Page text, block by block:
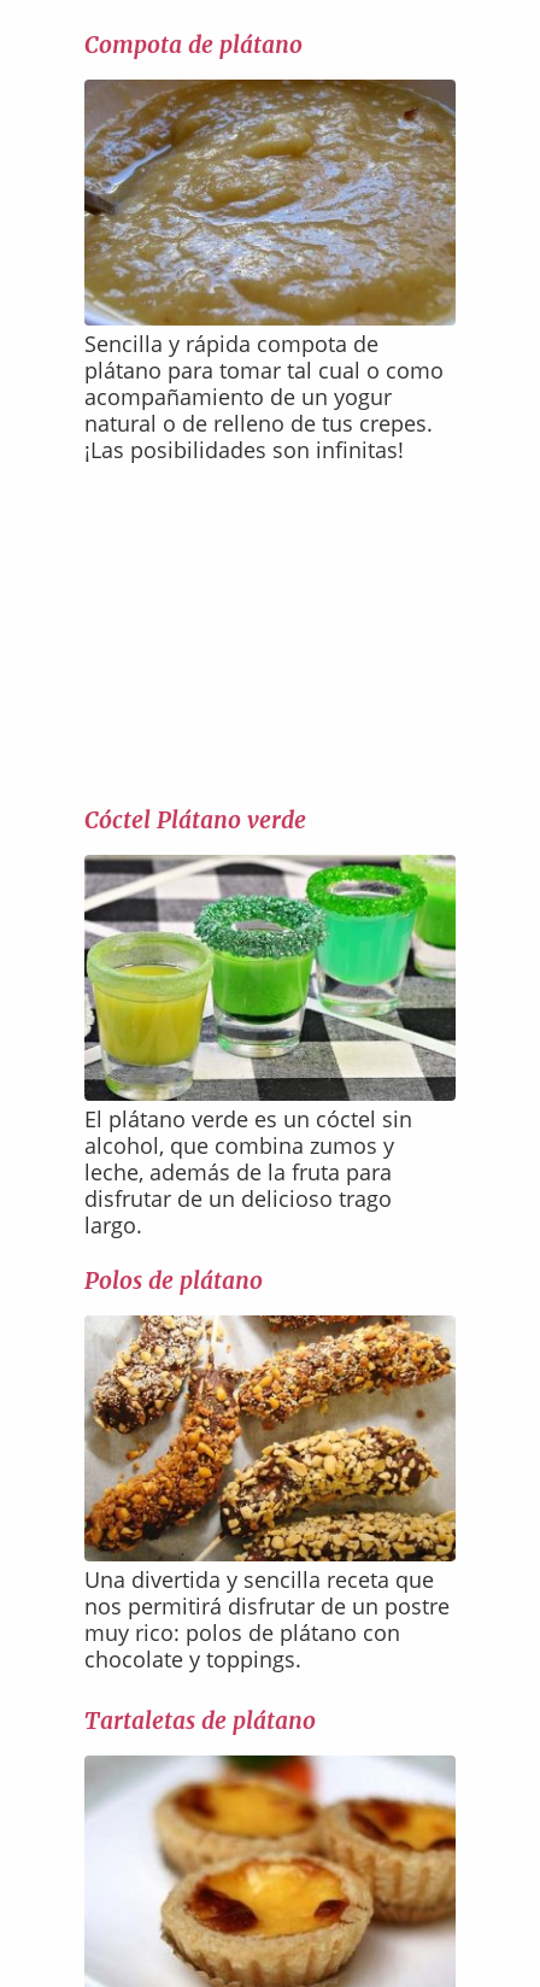
Compota de plátano
Sencilla y rápida compota de
plátano para tomar tal cual o como
acompañamiento de un yogur
natural o de relleno de tus crepes.
¡Las posibilidades son infinitas!
Cóctel Plátano verde
El plátano verde es un cóctel sin
alcohol, que combina zumos y
leche, además de la fruta para
disfrutar de un delicioso trago
largo.
Polos de plátano
Una divertida y sencilla receta que
nos permitirá disfrutar de un postre
muy rico: polos de plátano con
chocolate y toppings.
Tartaletas de plátano